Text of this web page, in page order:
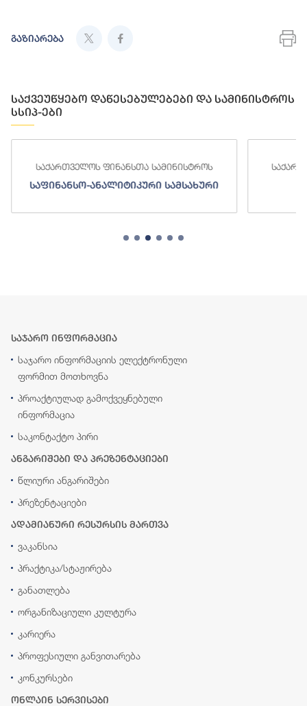
გაზიარება
საქვეუწყებო დაწესებულებები და სამინისტროს
სსიპ-ები
საქართველოს ფინანსთა სამინისტროს
საფინანსო-ანალიტიკური სამსახური
საჯარო ინფორმაცია
საჯარო ინფორმაციის ელექტრონული
ფორმით მოთხოვნა
პროაქტიულად გამოქვეყნებული
ინფორმაცია
საკონტაქტო პირი
ანგარიშები და პრეზენტაციები
წლიური ანგარიშები
პრეზენტაციები
ადამიანური რესურსის მართვა
ვაკანსია
პრაქტიკა/სტაჟირება
განათლება
ორგანიზაციული კულტურა
კარიერა
პროფესიული განვითარება
კონკურსები
ონლაინ სერვისები